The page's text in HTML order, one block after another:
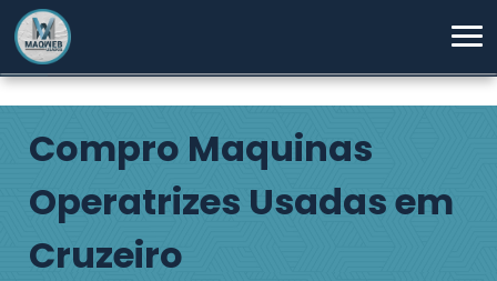
Compro Maquinas
Operatrizes Usadas em
Cruzeiro